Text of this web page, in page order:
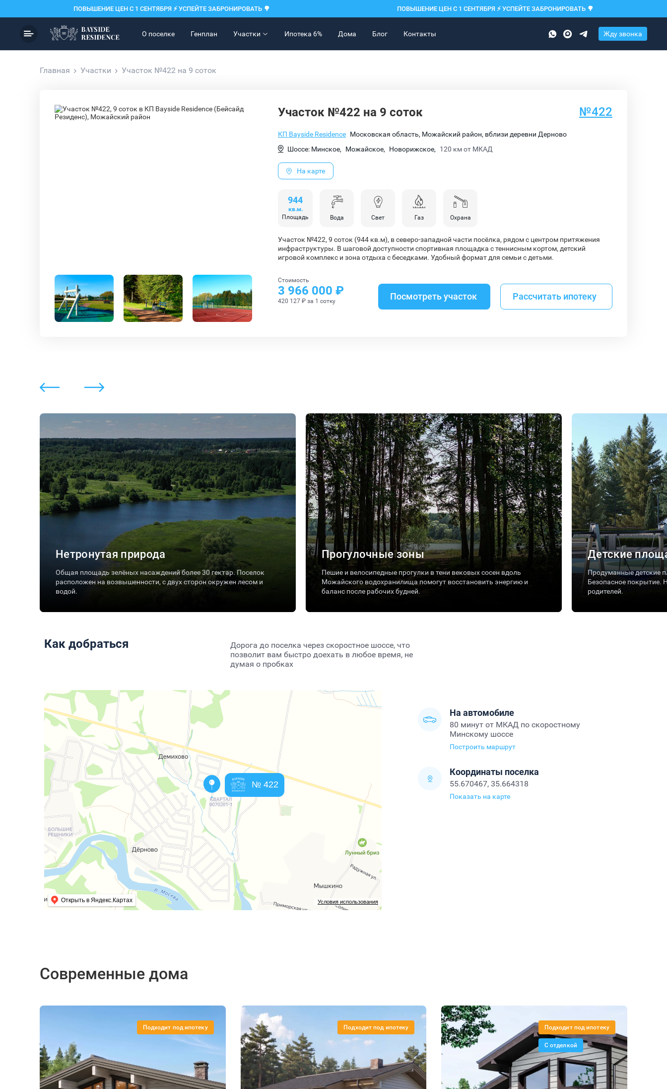
ПОВЫШЕНИЕ ЦЕН С 1 СЕНТЯБРЯ ⚡️УСПЕЙТЕ ЗАБРОНИРОВАТЬ 🌳 ПОВЫШЕНИЕ ЦЕН С 1 СЕНТЯБРЯ ⚡️УСПЕЙТЕ ЗАБРОНИРОВАТЬ 🌳
О поселке Генплан Участки Ипотека 6% Дома Блог Контакты Жду звонка
Главная Участки Участок №422 на 9 соток
Участок №422 на 9 соток №422
КП Bayside Residence Московская область, Можайский район, вблизи деревни Дерново
Шоссе: Минское,
Можайское, Новорижское, 120 км от МКАД
На карте
944
кв.м.
Площадь
Вода Свет Газ Охрана
Стоимость
3 966 000 ₽
420 127 ₽ за 1 сотку Посмотреть участок Рассчитать ипотеку
Участок №422, 9 соток (944 кв.м), в северо-западной части посёлка, рядом с центром притяжения
инфраструктуры. В шаговой доступности спортивная площадка с теннисным кортом, детский
игровой комплекс и зона отдыха с беседками. Удобный формат для семьи с детьми.
Нетронутая природа
Общая площадь зелёных насаждений более 30 гектар. Поселок
расположен на возвышенности, с двух сторон окружен лесом и
водой.
Прогулочные зоны
Пешие и велосипедные прогулки в тени вековых сосен вдоль
Можайского водохранилища помогут восстановить энергию и
баланс после рабочих будней.
Детские
Продуманные детские
Безопасное покрытие.
родителей.
Как добраться
Дорога до поселка через скоростное шоссе, что
позволит вам быстро доехать в любое время, не
думая о пробках
Условия использования
Открыть в Яндекс.Картах
№ 422
На автомобиле
80 минут от МКАД по скоростному
Минскому шоссе
Построить маршрут
Координаты поселка
55.670467, 35.664318
Показать на карте
Современные дома
Подходит под ипотеку Подходит под ипотеку Подходит под ипотеку
С отделкой